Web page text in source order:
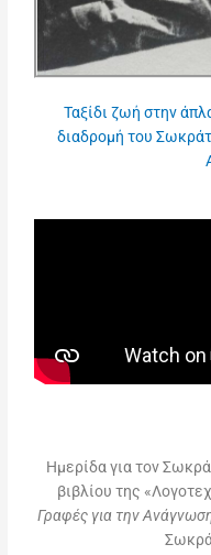
Ταξίδι ζωή στην
διαδρομή του
Ημερίδα για τον
βιβλίου της
Γραφές για την